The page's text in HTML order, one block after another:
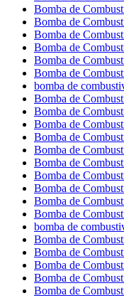
Bomba de
Bomba de
Bomba de
Bomba de
Bomba de
Bomba de
bomba de
Bomba de
Bomba de
Bomba de
Bomba de
Bomba de
Bomba de
Bomba de
Bomba de
Bomba de
Bomba de
bomba de
Bomba de
Bomba de
Bomba de
Bomba de
Bomba de